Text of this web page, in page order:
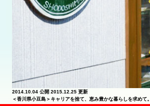
2014.10.04 公開 2015.12.25 更新
＜香川県小豆島＞キャリアを捨て、恵み豊かな暮らしを求めて。